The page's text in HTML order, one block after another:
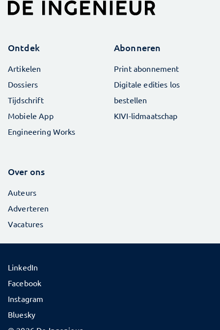
Ontdek
Artikelen
Dossiers
Tijdschrift
Mobiele App
Engineering Works
Abonneren
Print abonnement
Digitale edities los
bestellen
KIVI-lidmaatschap
Over ons
Auteurs
Adverteren
Vacatures
LinkedIn
Facebook
Instagram
Bluesky